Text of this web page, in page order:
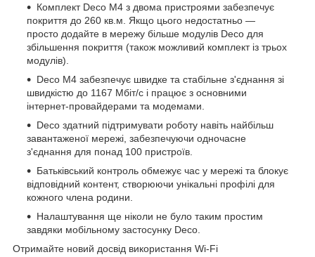
Комплект Deco M4 з двома пристроями забезпечує
покриття до 260 кв.м. Якщо цього недостатньо —
просто додайте в мережу більше модулів Deco для
збільшення покриття (також можливий комплект із трьох
модулів).
Deco M4 забезпечує швидке та стабільне з'єднання зі
швидкістю до 1167 Мбіт/с і працює з основними
інтернет-провайдерами та модемами.
Deco здатний підтримувати роботу навіть найбільш
завантаженої мережі, забезпечуючи одночасне
з'єднання для понад 100 пристроїв.
Батьківський контроль обмежує час у мережі та блокує
відповідний контент, створюючи унікальні профілі для
кожного члена родини.
Налаштування ще ніколи не було таким простим
завдяки мобільному застосунку Deco.
Отримайте новий досвід використання Wi-Fi